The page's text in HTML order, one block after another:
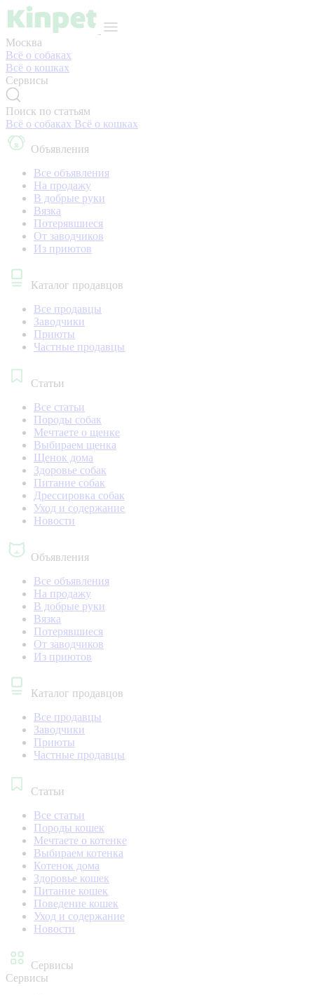
Москва
Всё о собаках
Всё о кошках
Сервисы
Поиск по статьям
Всё о собаках Всё о кошках
Объявления
Все объявления
На продажу
В добрые руки
Вязка
Потерявшиеся
От заводчиков
Из приютов
Каталог продавцов
Все продавцы
Заводчики
Приюты
Частные продавцы
Статьи
Все статьи
Породы собак
Мечтаете о щенке
Выбираем щенка
Щенок дома
Здоровье собак
Питание собак
Дрессировка собак
Уход и содержание
Новости
Объявления
Все объявления
На продажу
В добрые руки
Вязка
Потерявшиеся
От заводчиков
Из приютов
Каталог продавцов
Все продавцы
Заводчики
Приюты
Частные продавцы
Статьи
Все статьи
Породы кошек
Мечтаете о котенке
Выбираем котенка
Котенок дома
Здоровье кошек
Питание кошек
Поведение кошек
Уход и содержание
Новости
Сервисы
Сервисы